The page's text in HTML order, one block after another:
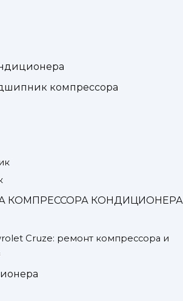
компрессора
КОМПРЕССОРА КОНДИЦИОНЕРА
Cruze: ремонт компрессора и